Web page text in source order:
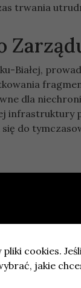
trwania
Białej,
dla
do
w
pliki cookies.
jakie